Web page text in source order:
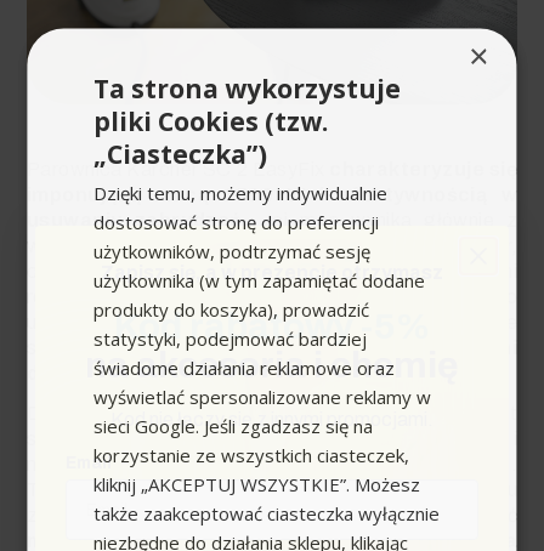
Parownica Karcher SC 2 EasyFix
imponującą mocą 1500 W i efektywnością w
usuwaniu zabrudzeń. Jej moc wynika głównie z
wysokiego ciśnienia pary, które może osiągnąć 3,2 bar,
co pozwala skutecznie rozprawiać się z różnorodnymi
rodzajami brudu. Dzięki temu, nawet trudne do
usunięcia plamy, tłuste zabrudzenia czy osadzające
się naloty sąskutecznie usuwane z powierzchni
do 75 m² na jednym zbiorniku.
Dodatkowo, parownica Karcher SC 2 EasyFix jest
szybko nagrzewająca się, co umożliwia szybki start i
natychmiastowe przystąpienie do prac czyszczących.
To istotna cecha, zwłaszcza w przypadku
zastosowań domowych, gdzie użytkownik chce mieć
możliwość błyskawicznego rozpoczęcia
×
Ta strona wykorzystuje
pliki Cookies (tzw.
„Ciasteczka”)
Dzięki temu, możemy indywidualnie
dostosować stronę do preferencji
użytkowników, podtrzymać sesję
użytkownika (w tym zapamiętać dodane
produkty do koszyka), prowadzić
statystyki, podejmować bardziej
świadome działania reklamowe oraz
wyświetlać spersonalizowane reklamy w
sieci Google. Jeśli zgadzasz się na
korzystanie ze wszystkich ciasteczek,
kliknij „AKCEPTUJ WSZYSTKIE”. Możesz
także zaakceptować ciasteczka wyłącznie
niezbędne do działania sklepu, klikając
Zapisz się, a w prezencie otrzymasz
Kod rabatowy -5%
na akcesoria i chemię
Kod nie łączy się z innymi promocjami.
Email